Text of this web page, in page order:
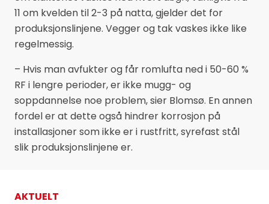
11 om kvelden til 2-3 på natta, gjelder det for
produksjonslinjene. Vegger og tak vaskes ikke like
regelmessig.
– Hvis man avfukter og får romlufta ned i 50-60 %
RF i lengre perioder, er ikke mugg- og
soppdannelse noe problem, sier Blomsø. En annen
fordel er at dette også hindrer korrosjon på
installasjoner som ikke er i rustfritt, syrefast stål
slik produksjonslinjene er.
AKTUELT